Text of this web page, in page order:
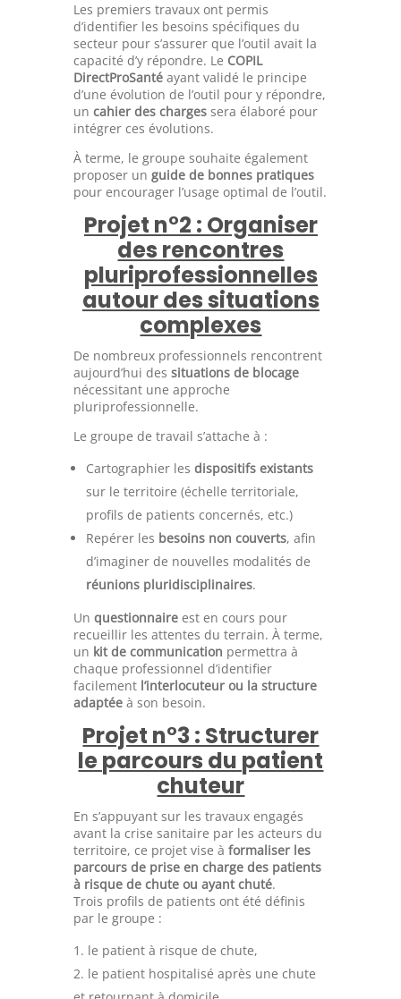
Les premiers travaux ont permis
d’identifier les besoins spécifiques du
secteur pour s’assurer que l’outil avait la
capacité d’y répondre. Le COPIL
DirectProSantéayant validé le principe
d’une évolution de l’outil pour y répondre,
un cahier des chargessera élaboré pour
intégrer ces évolutions.
À terme, le groupe souhaite également
proposer un guide de bonnes pratiques
pour encourager l’usage optimal de l’outil.
Projet n°2 : Organiser
des rencontres
pluriprofessionnelles
autour des situations
complexes
De nombreux professionnels rencontrent
aujourd’hui des situations de blocage
nécessitant une approche
pluriprofessionnelle.
Le groupe de travail s’attache à :
Cartographier les dispositifs existants
sur le territoire (échelle territoriale,
profils de patients concernés, etc.)
Repérer les besoins non couverts, afin
d’imaginer de nouvelles modalités de
réunions pluridisciplinaires.
Un questionnaireest en cours pour
recueillir les attentes du terrain. À terme,
un kit de communication permettra à
chaque professionnel d’identifier
facilement l’interlocuteur ou la structure
adaptéeà son besoin.
Projet n°3 : Structurer
le parcours du patient
chuteur
En s’appuyant sur les travaux engagés
avant la crise sanitaire par les acteurs du
territoire, ce projet vise à formaliser les
parcours de prise en charge des patients
à risque de chute ou ayant chuté.
Trois profils de patients ont été définis
par le groupe :
le patient à risque de chute,
le patient hospitalisé après une chute